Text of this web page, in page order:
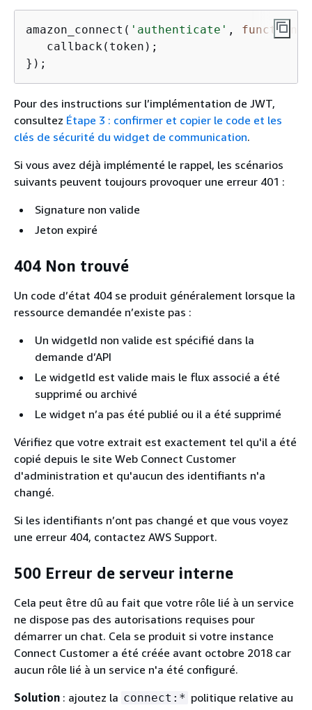
amazon_connect( 'authenticate' , function
   callback(token);
});
Pour des instructions sur l’implémentation de JWT,
consultez Étape 3 : confirmer et copier le code et les
clés de sécurité du widget de communication.
Si vous avez déjà implémenté le rappel, les scénarios
suivants peuvent toujours provoquer une erreur 401 :
Signature non valide
Jeton expiré
404 Non trouvé
Un code d’état 404 se produit généralement lorsque la
ressource demandée n’existe pas :
Un widgetId non valide est spécifié dans la
demande d’API
Le widgetId est valide mais le flux associé a été
supprimé ou archivé
Le widget n’a pas été publié ou il a été supprimé
Vérifiez que votre extrait est exactement tel qu'il a été
copié depuis le site Web Connect Customer
d'administration et qu'aucun des identifiants n'a
changé.
Si les identifiants n’ont pas changé et que vous voyez
une erreur 404, contactez AWS Support.
500 Erreur de serveur interne
Cela peut être dû au fait que votre rôle lié à un service
ne dispose pas des autorisations requises pour
démarrer un chat. Cela se produit si votre instance
Connect Customer a été créée avant octobre 2018 car
aucun rôle lié à un service n'a été configuré.
Solution : ajoutez la connect:* politique relative au